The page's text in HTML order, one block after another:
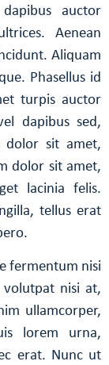
auctor
Aenean
Aliquam
Phasellus id
turpis auctor
dapibus sed,
dolor sit amet,
dolor sit amet,
lacinia felis.
tellus erat
fermentum nisi
nisi at,
ullamcorper,
lorem urna,
erat. Nunc ut